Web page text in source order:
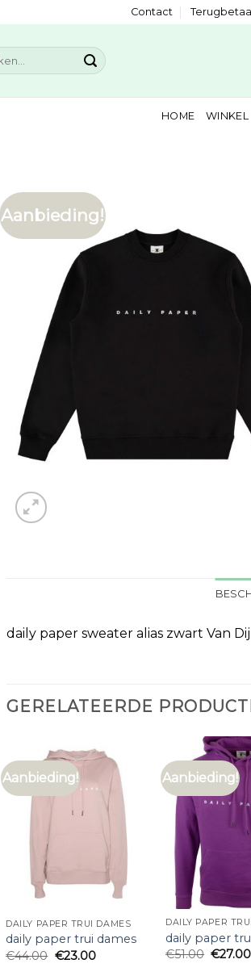
Contact
HOME WINKEL
Aanbieding!
daily paper sweater alias zwart Van
GERELATEERDE
Aanbieding!
DAILY PAPER TRUI DAMES
daily paper trui dames
€44.00 €23.00
Aanbieding!
DAILY PAPER
daily paper
€51.00 €27.00